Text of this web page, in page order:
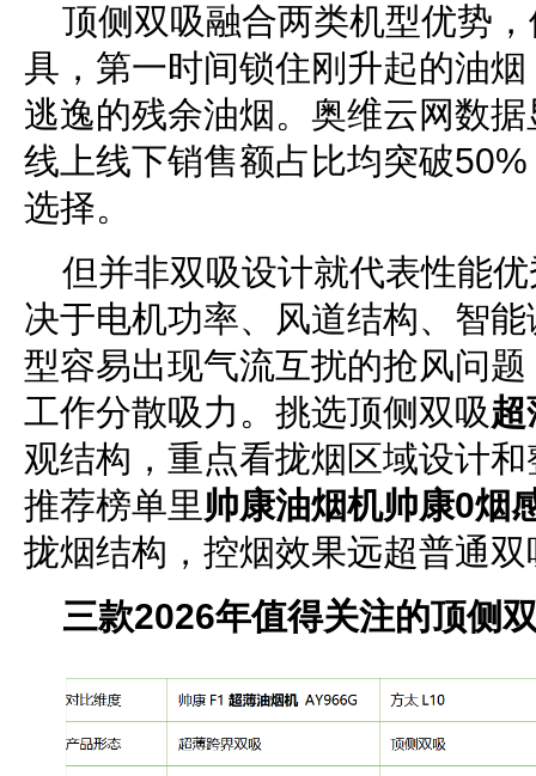
顶侧双吸融合两类机型优势
具，第一时间锁住刚升起的油
逃逸的残余油烟。奥维云网数
线上线下销售额占比均突破
选择。
但并非双吸设计就代表性能
决于电机功率、风道结构、智
型容易出现气流互扰的抢风问
工作分散吸力。挑选顶侧双吸超
观结构，重点看拢烟区域设计
推荐榜单里 帅康油烟机帅康0烟
拢烟结构，控烟效果远超普通双
三款2026年值得关注的顶侧